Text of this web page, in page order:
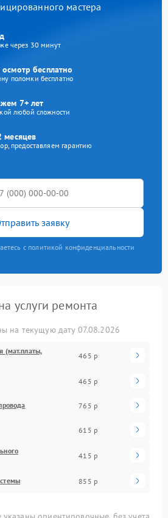
мастера
через 30 минут
бесплатно
поломки бесплатно
7+ лет
любой сложности
месяцев
предоставляем гарантию
заявку
с политикой конфиденциальности
услуги ремонта
на текущую дату 07.08.2026
(мат.платы,
465 р
465 р
765 р
615 р
415 р
855 р